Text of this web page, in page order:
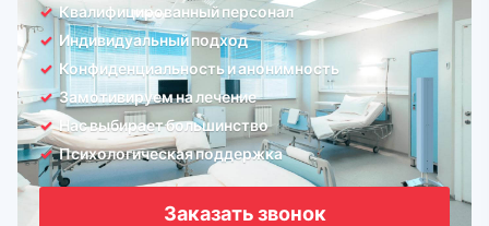
Квалифицированный персонал
Индивидуальный подход
Конфиденциальность и анонимность
Замотивируем на лечение
Нас выбирает большинство
Психологическая поддержка
Заказать звонок